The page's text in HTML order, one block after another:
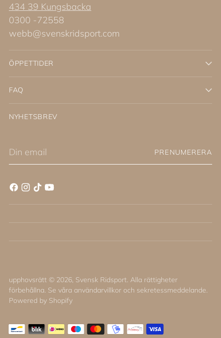
434 39 Kungsbacka
0300 -72558
webb@svenskridsport.com
ÖPPETTIDER
FAQ
NYHETSBREV
Din
PRENUMERERA
upphovsrätt © 2026, Svensk Ridsport. Alla rättigheter
förbehållna. Se våra användarvillkor och sekretessmeddelande.
Powered by Shopify